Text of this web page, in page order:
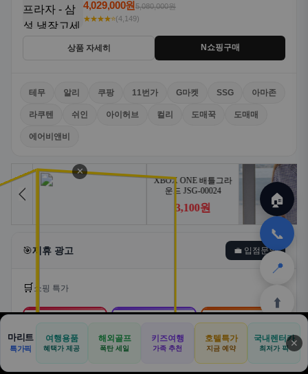
주가전 빌트인 화이트
4,029,000원5,080,000원
★★★★⭐(4,149)
상품 자세히 N쇼핑구매
테무 알리 쿠팡 11번가 G마켓 SSG 아마존
라쿠텐 쉬인 아이허브 컬리 도매꾹 도매매
에어비앤비
🎯제휴 광고 💼 입점문의
🛒 쇼핑 특가
🛒
쿠팡
로켓배송·특가
📦
알리익스프레스
🎁
테무
초저가·무료배송
🏠
✈️
공항
⛳
📋
🛒
쿠팡
🎁
테무
🏠
📞
📍
⬆️
🏠 📝
견적
🚐
기사등록
🛒
아마존
✕
마리트
특가픽
여행용품
혜택가 제공
해외골프
폭탄 세일
키즈여행
가족 추천
호텔특가
지금 예약
국내렌터카
최저가 픽 ✕